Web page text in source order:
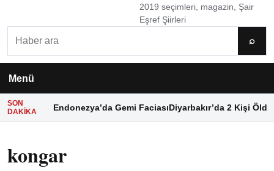
2019 seçimleri, magazin, Şair
Eşref Şiirleri
⌕
Menü
SON
DAKIKA
Endonezya’da Gemi FaciasıDiyarbakır’da 2 Kişi Öldü
kongar